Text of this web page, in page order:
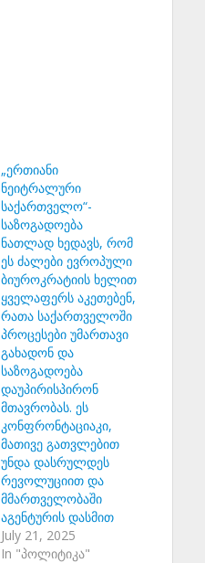
„ერთიანი
ნეიტრალური
საქართველო“-
საზოგადოება
ნათლად ხედავს, რომ
ეს ძალები ევროპული
ბიუროკრატიის ხელით
ყველაფერს აკეთებენ,
რათა საქართველოში
პროცესები უმართავი
გახადონ და
საზოგადოება
დაუპირისპირონ
მთავრობას. ეს
კონფრონტაციაკი,
მათივე გათვლებით
უნდა დასრულდეს
რევოლუციით და
მმართველობაში
აგენტურის დასმით
July 21, 2025
In "პოლიტიკა"